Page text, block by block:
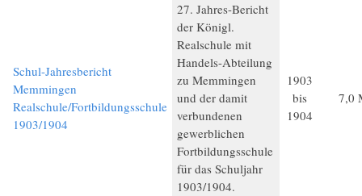
Schul-Jahresbericht
Memmingen
Realschule/Fortbildungsschule
1903/1904
27. Jahres-Bericht
der Königl.
Realschule mit
Handels-Abteilung
zu Memmingen
und der damit
verbundenen
gewerblichen
Fortbildungsschule
für das Schuljahr
1903/1904.
1903
bis
1904
7,0